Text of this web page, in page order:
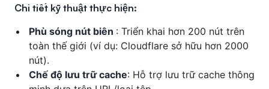
Chi tiết kỹ thuật thực hiện:
Phù sóng nút biên : Triển khai hơn 200 nút trên
toàn thế giới (ví dụ: Cloudflare sở hữu hơn 2000
nút).
Chế độ lưu trữ cache: Hỗ trợ lưu trữ cache thông